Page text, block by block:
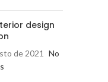
design
de 2021
No